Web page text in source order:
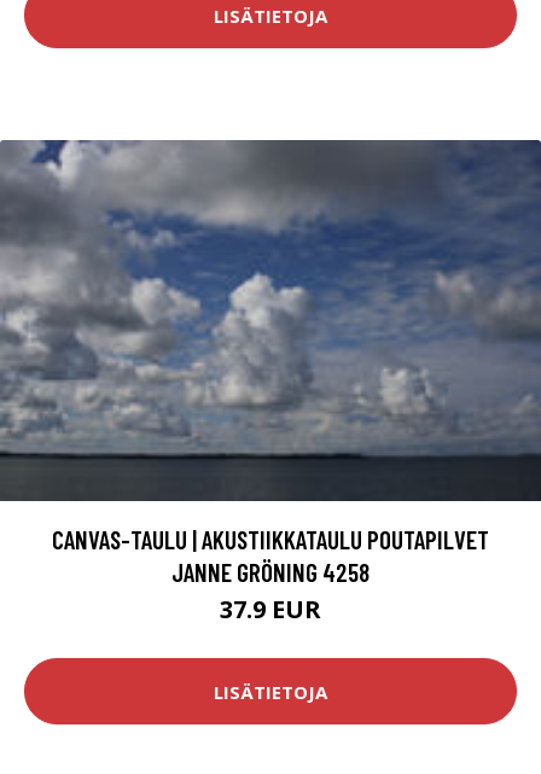
LISÄTIETOJA
CANVAS-TAULU | AKUSTIIKKATAULU POUTAPILVET
JANNE GRÖNING 4258
37.9 EUR
LISÄTIETOJA